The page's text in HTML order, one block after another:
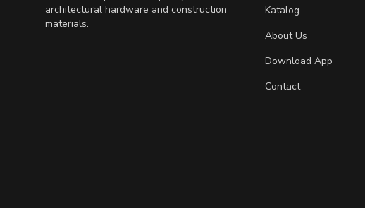
architectural hardware and construction
materials.
Katalog
About Us
Download App
Contact